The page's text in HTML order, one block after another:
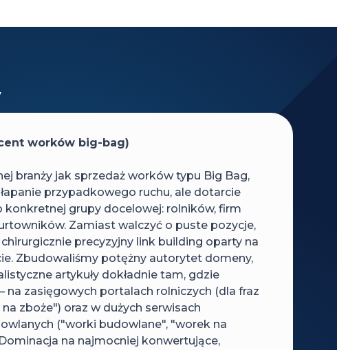
worków big-bag)
branży jak sprzedaż worków typu Big Bag,
przypadkowego ruchu, ale dotarcie
konkretnej grupy docelowej: rolników, firm
Zamiast walczyć o puste pozycje,
precyzyjny link building oparty na
Zbudowaliśmy potężny autorytet domeny,
artykuły dokładnie tam, gdzie
na zasięgowych portalach rolniczych (dla fraz
zboże") oraz w dużych serwisach
("worki budowlane", "worek na
na najmocniej konwertujące,